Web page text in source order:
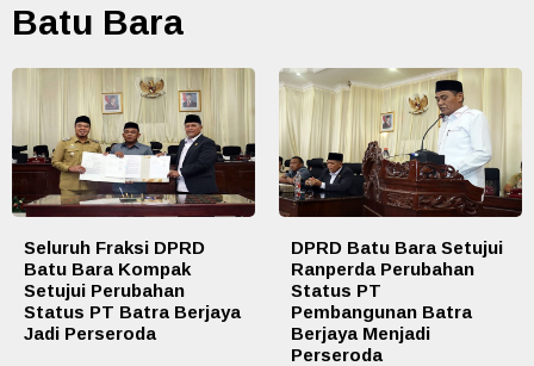
Batu Bara
Seluruh Fraksi DPRD
Batu Bara Kompak
Setujui Perubahan
Status PT Batra Berjaya
Jadi Perseroda
DPRD Batu Bara Setujui
Ranperda Perubahan
Status PT
Pembangunan Batra
Berjaya Menjadi
Perseroda